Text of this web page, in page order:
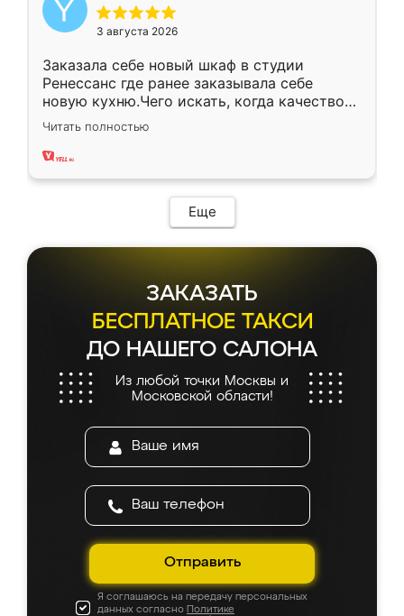
3 августа 2026
Заказала себе новый шкаф в студии
Ренессанс где ранее заказывала себе
новую кухню.Чего искать, когда качеством
вполне довольна. Служит кухня уже почти
два года, нареканий нет.
Читать полностью
Еще
ЗАКАЗАТЬ
БЕСПЛАТНОЕ ТАКСИ
ДО НАШЕГО САЛОНА
Из любой точки Москвы и
Московской области!
Отправить
Я соглашаюсь на передачу персональных
данных согласно Политике